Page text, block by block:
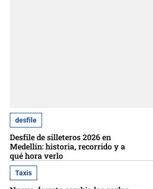
desfile
Desfile de silleteros 2026 en
Medellín: historia, recorrido y a
qué hora verlo
Taxis